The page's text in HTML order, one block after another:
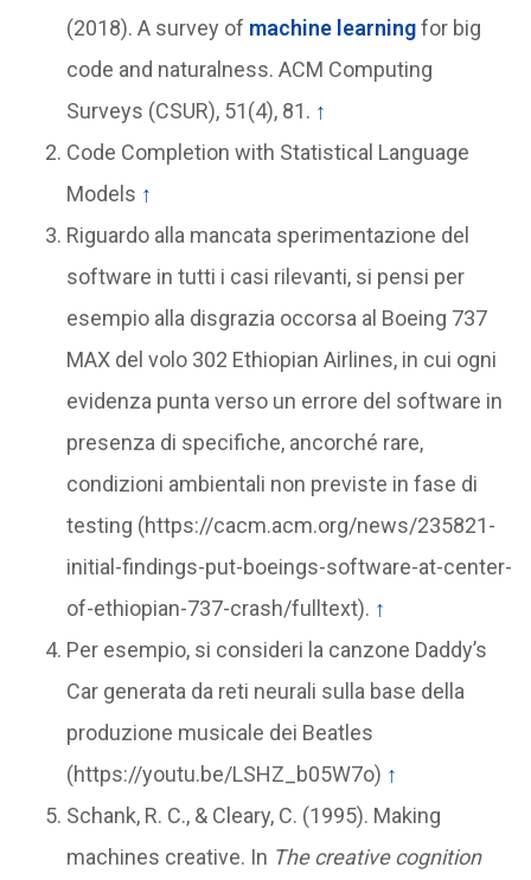
(2018). A survey of machine learningfor big
code and naturalness. ACM Computing
Surveys (CSUR), 51(4), 81. ↑
Code Completion with Statistical Language
Models ↑
Riguardo alla mancata sperimentazione del
software in tutti i casi rilevanti, si pensi per
esempio alla disgrazia occorsa al Boeing 737
MAX del volo 302 Ethiopian Airlines, in cui ogni
evidenza punta verso un errore del software in
presenza di specifiche, ancorché rare,
condizioni ambientali non previste in fase di
testing (https://cacm.acm.org/news/235821-
initial-findings-put-boeings-software-at-center-
of-ethiopian-737-crash/fulltext). ↑
Per esempio, si consideri la canzone Daddy’s
Car generata da reti neurali sulla base della
produzione musicale dei Beatles
(https://youtu.be/LSHZ_b05W7o) ↑
Schank, R. C., & Cleary, C. (1995). Making
machines creative. In The creative cognition